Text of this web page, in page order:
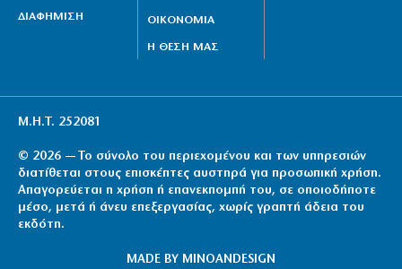
ΔΙΑΦΗΜΙΣΗ
ΟΙΚΟΝΟΜΙΑ
Η ΘΕΣΗ ΜΑΣ
Μ.Η.Τ. 252081
© 2026 — Το σύνολο του περιεχομένου και των υπηρεσιών
διατίθεται στους επισκέπτες αυστηρά για προσωπική χρήση.
Απαγορεύεται η χρήση ή επανεκπομπή του, σε οποιοδήποτε
μέσο, μετά ή άνευ επεξεργασίας, χωρίς γραπτή άδεια του
εκδότη.
MADE BY MINOANDESIGN